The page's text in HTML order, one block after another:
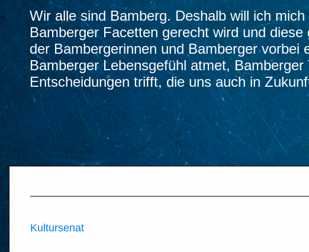
Wir alle sind Bamberg. Deshalb will ich
Bamberger Facetten gerecht wird und
der Bambergerinnen und Bamberger
Bamberger Lebensgefühl atmet,
Entscheidungen trifft, die uns auch in
Kultursenat